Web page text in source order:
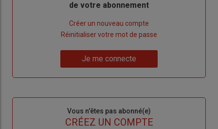
de votre abonnement
Créer un nouveau compte
de
Réinitialiser votre mot de passe
me
Je me connecte
Vous n'êtes pas abonné(e)
CRÉEZ UN COMPTE